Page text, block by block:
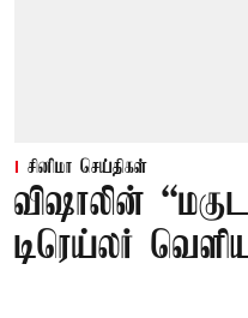
சினிமா செய்திகள்
விஷாலின்
டிரெய்லர்